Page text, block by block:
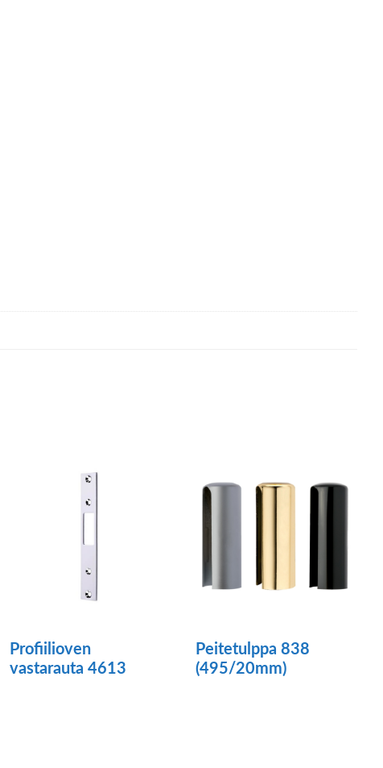
Profiilioven
vastarauta 4613
Peitetulppa 838
(495/20mm)